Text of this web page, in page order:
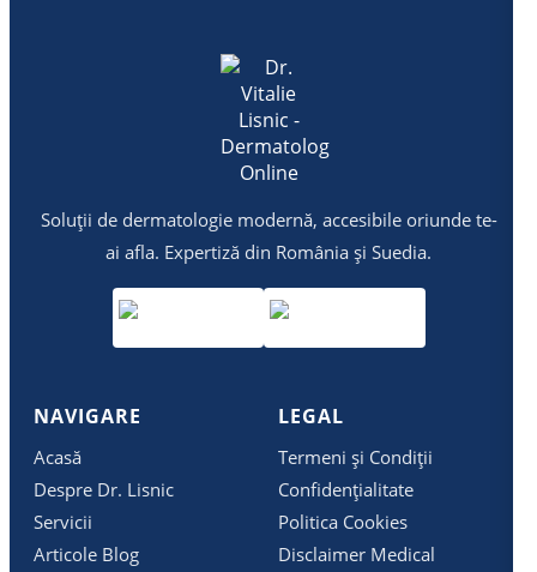
Soluții de dermatologie modernă, accesibile oriunde te-
ai afla. Expertiză din România și Suedia.
NAVIGARE
Acasă
Despre Dr. Lisnic
Servicii
Articole Blog
LEGAL
Termeni și Condiții
Confidențialitate
Politica Cookies
Disclaimer Medical